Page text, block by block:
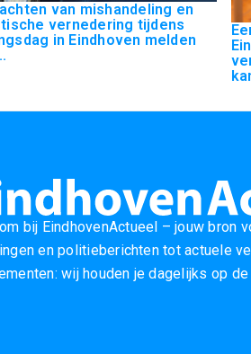
van mishandeling en
vernedering tijdens
in Eindhoven melden
bij EindhovenActueel – jouw bron
en politieberichten tot actuele
wij houden je dagelijks op